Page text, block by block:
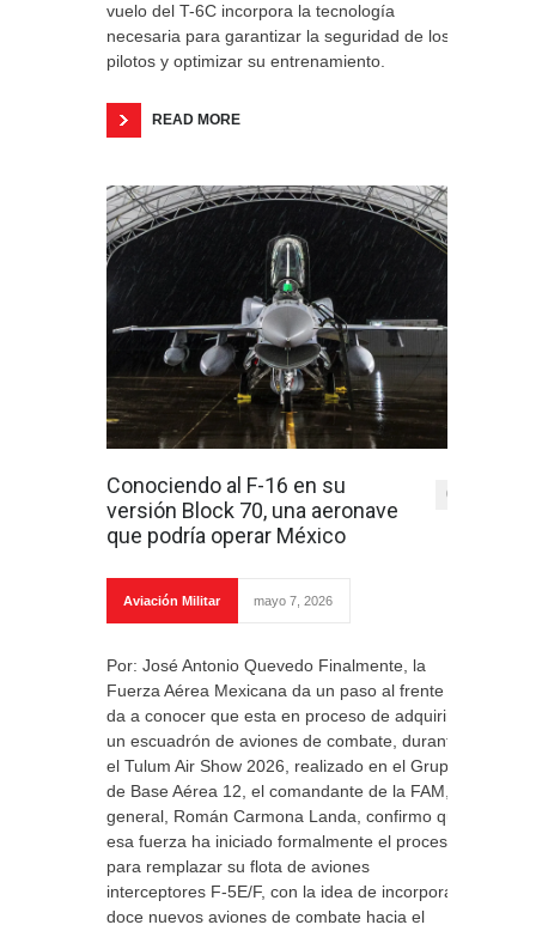
vuelo del T-6C incorpora la tecnología
necesaria para garantizar la seguridad de los
pilotos y optimizar su entrenamiento.
READ MORE
Conociendo al F-16 en su
versión Block 70, una aeronave
que podría operar México
0
Aviación Militar mayo 7, 2026
Por: José Antonio Quevedo Finalmente, la
Fuerza Aérea Mexicana da un paso al frente y
da a conocer que esta en proceso de adquirir
un escuadrón de aviones de combate, durante
el Tulum Air Show 2026, realizado en el Grupo
de Base Aérea 12, el comandante de la FAM,
general, Román Carmona Landa, confirmo que
esa fuerza ha iniciado formalmente el proceso
para remplazar su flota de aviones
interceptores F-5E/F, con la idea de incorporar
doce nuevos aviones de combate hacia el